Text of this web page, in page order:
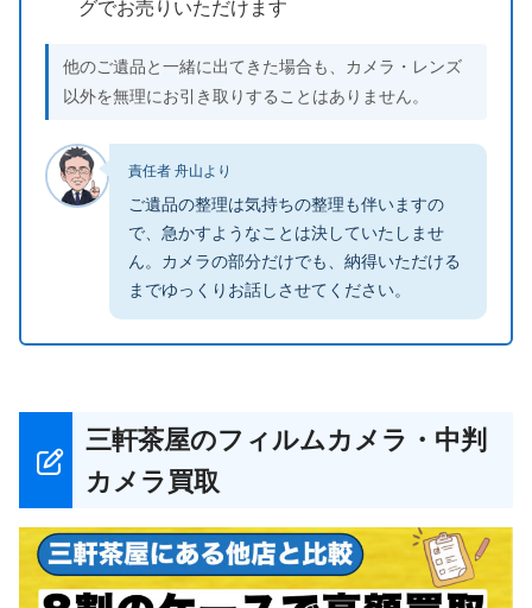
グでお売りいただけます
他のご遺品と一緒に出てきた場合も、カメラ・レンズ
以外を無理にお引き取りすることはありません。
責任者 舟山より
ご遺品の整理は気持ちの整理も伴いますの
で、急かすようなことは決していたしませ
ん。カメラの部分だけでも、納得いただける
までゆっくりお話しさせてください。
三軒茶屋のフィルムカメラ・中判
カメラ買取